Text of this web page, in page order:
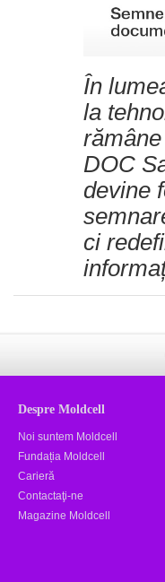
În
la
DOC
devine
ci
Despre Moldcell
Noi suntem Moldcell
Fundația Moldcell
Carieră
Contactaţi-ne
Magazine Moldcell